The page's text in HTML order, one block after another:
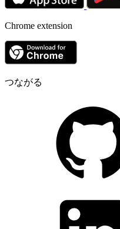
Chrome extension
つながる